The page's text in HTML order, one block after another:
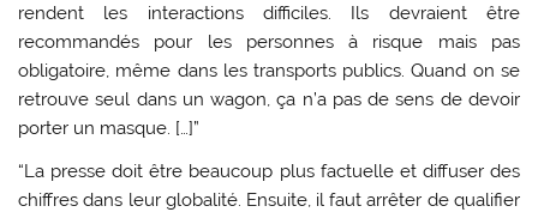
rendent les interactions difficiles. Ils devraient être
recommandés pour les personnes à risque mais pas
obligatoire, même dans les transports publics. Quand on se
retrouve seul dans un wagon, ça n’a pas de sens de devoir
porter un masque. […]”
“La presse doit être beaucoup plus factuelle et diffuser des
chiffres dans leur globalité. Ensuite, il faut arrêter de qualifier